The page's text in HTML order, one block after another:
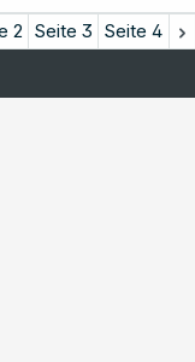
2 Seite 3 Seite 4